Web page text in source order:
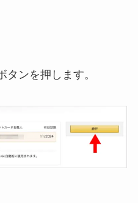
ンを押します。